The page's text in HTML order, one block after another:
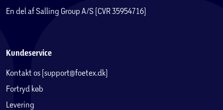
En del af Salling Group A/S (CVR 35954716)
Kundeservice
Kontakt os (support@foetex.dk)
Fortryd køb
Levering